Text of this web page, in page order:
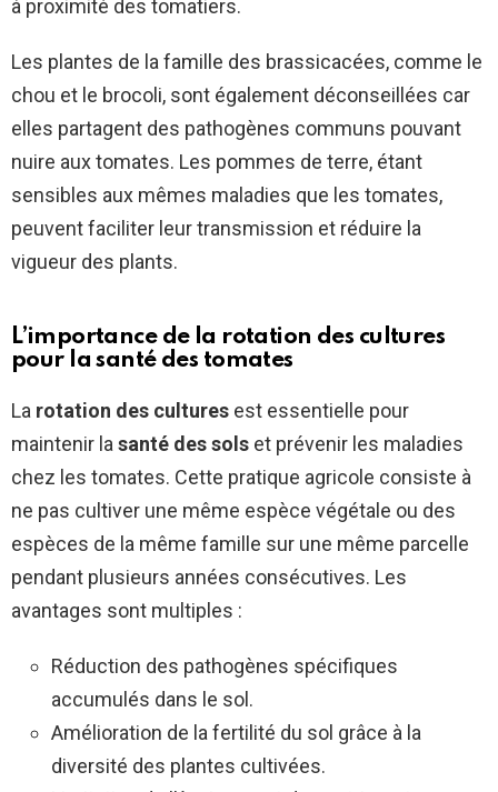
à proximité des tomatiers.
Les plantes de la famille des brassicacées, comme le
chou et le brocoli, sont également déconseillées car
elles partagent des pathogènes communs pouvant
nuire aux tomates. Les pommes de terre, étant
sensibles aux mêmes maladies que les tomates,
peuvent faciliter leur transmission et réduire la
vigueur des plants.
L’importance de la rotation des cultures
pour la santé des tomates
La rotation des cultures est essentielle pour
maintenir lasanté des sols et prévenir les maladies
chez les tomates. Cette pratique agricole consiste à
ne pas cultiver une même espèce végétale ou des
espèces de la même famille sur une même parcelle
pendant plusieurs années consécutives. Les
avantages sont multiples :
Réduction des pathogènes spécifiques
accumulés dans le sol.
Amélioration de la fertilité du sol grâce à la
diversité des plantes cultivées.